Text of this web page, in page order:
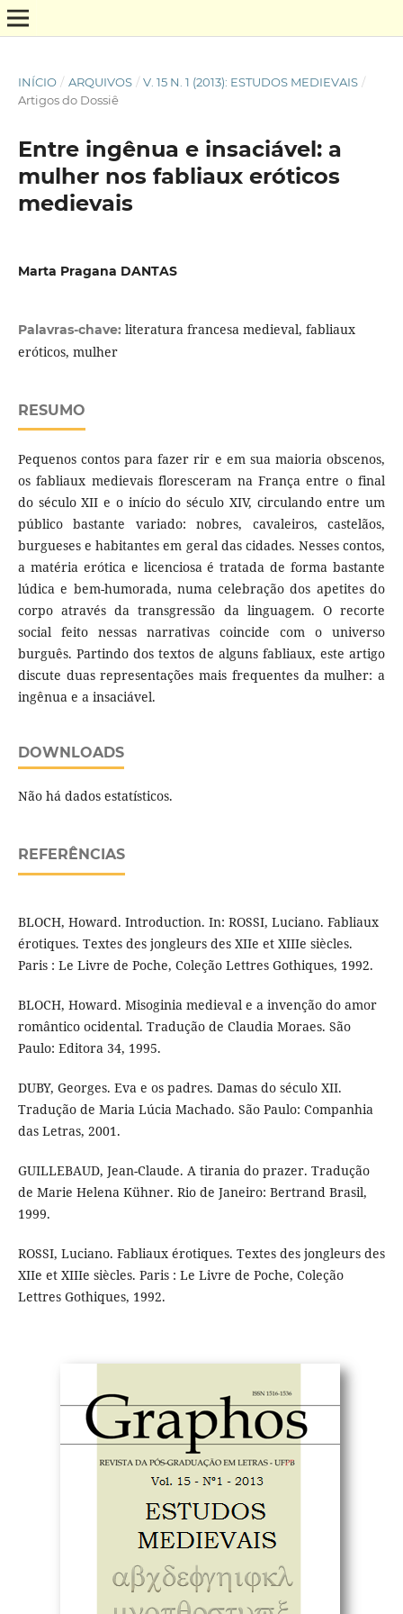
INÍCIO / ARQUIVOS / V. 15 N. 1 (2013): ESTUDOS MEDIEVAIS /
Artigos do Dossiê
Entre ingênua e insaciável: a
mulher nos fabliaux eróticos
medievais
Marta Pragana DANTAS
Palavras-chave: literatura francesa medieval, fabliaux
eróticos, mulher
RESUMO
Pequenos contos para fazer rir e em sua maioria obscenos,
os fabliaux medievais floresceram na França entre o final
do século XII e o início do século XIV, circulando entre um
público bastante variado: nobres, cavaleiros, castelãos,
burgueses e habitantes em geral das cidades. Nesses contos,
a matéria erótica e licenciosa é tratada de forma bastante
lúdica e bem-humorada, numa celebração dos apetites do
corpo através da transgressão da linguagem. O recorte
social feito nessas narrativas coincide com o universo
burguês. Partindo dos textos de alguns fabliaux, este artigo
discute duas representações mais frequentes da mulher: a
ingênua e a insaciável.
DOWNLOADS
Não há dados estatísticos.
REFERÊNCIAS
BLOCH, Howard. Introduction. In: ROSSI, Luciano. Fabliaux
érotiques. Textes des jongleurs des XIIe et XIIIe siècles.
Paris : Le Livre de Poche, Coleção Lettres Gothiques, 1992.
BLOCH, Howard. Misoginia medieval e a invenção do amor
romântico ocidental. Tradução de Claudia Moraes. São
Paulo: Editora 34, 1995.
DUBY, Georges. Eva e os padres. Damas do século XII.
Tradução de Maria Lúcia Machado. São Paulo: Companhia
das Letras, 2001.
GUILLEBAUD, Jean-Claude. A tirania do prazer. Tradução
de Marie Helena Kühner. Rio de Janeiro: Bertrand Brasil,
1999.
ROSSI, Luciano. Fabliaux érotiques. Textes des jongleurs des
XIIe et XIIIe siècles. Paris : Le Livre de Poche, Coleção
Lettres Gothiques, 1992.